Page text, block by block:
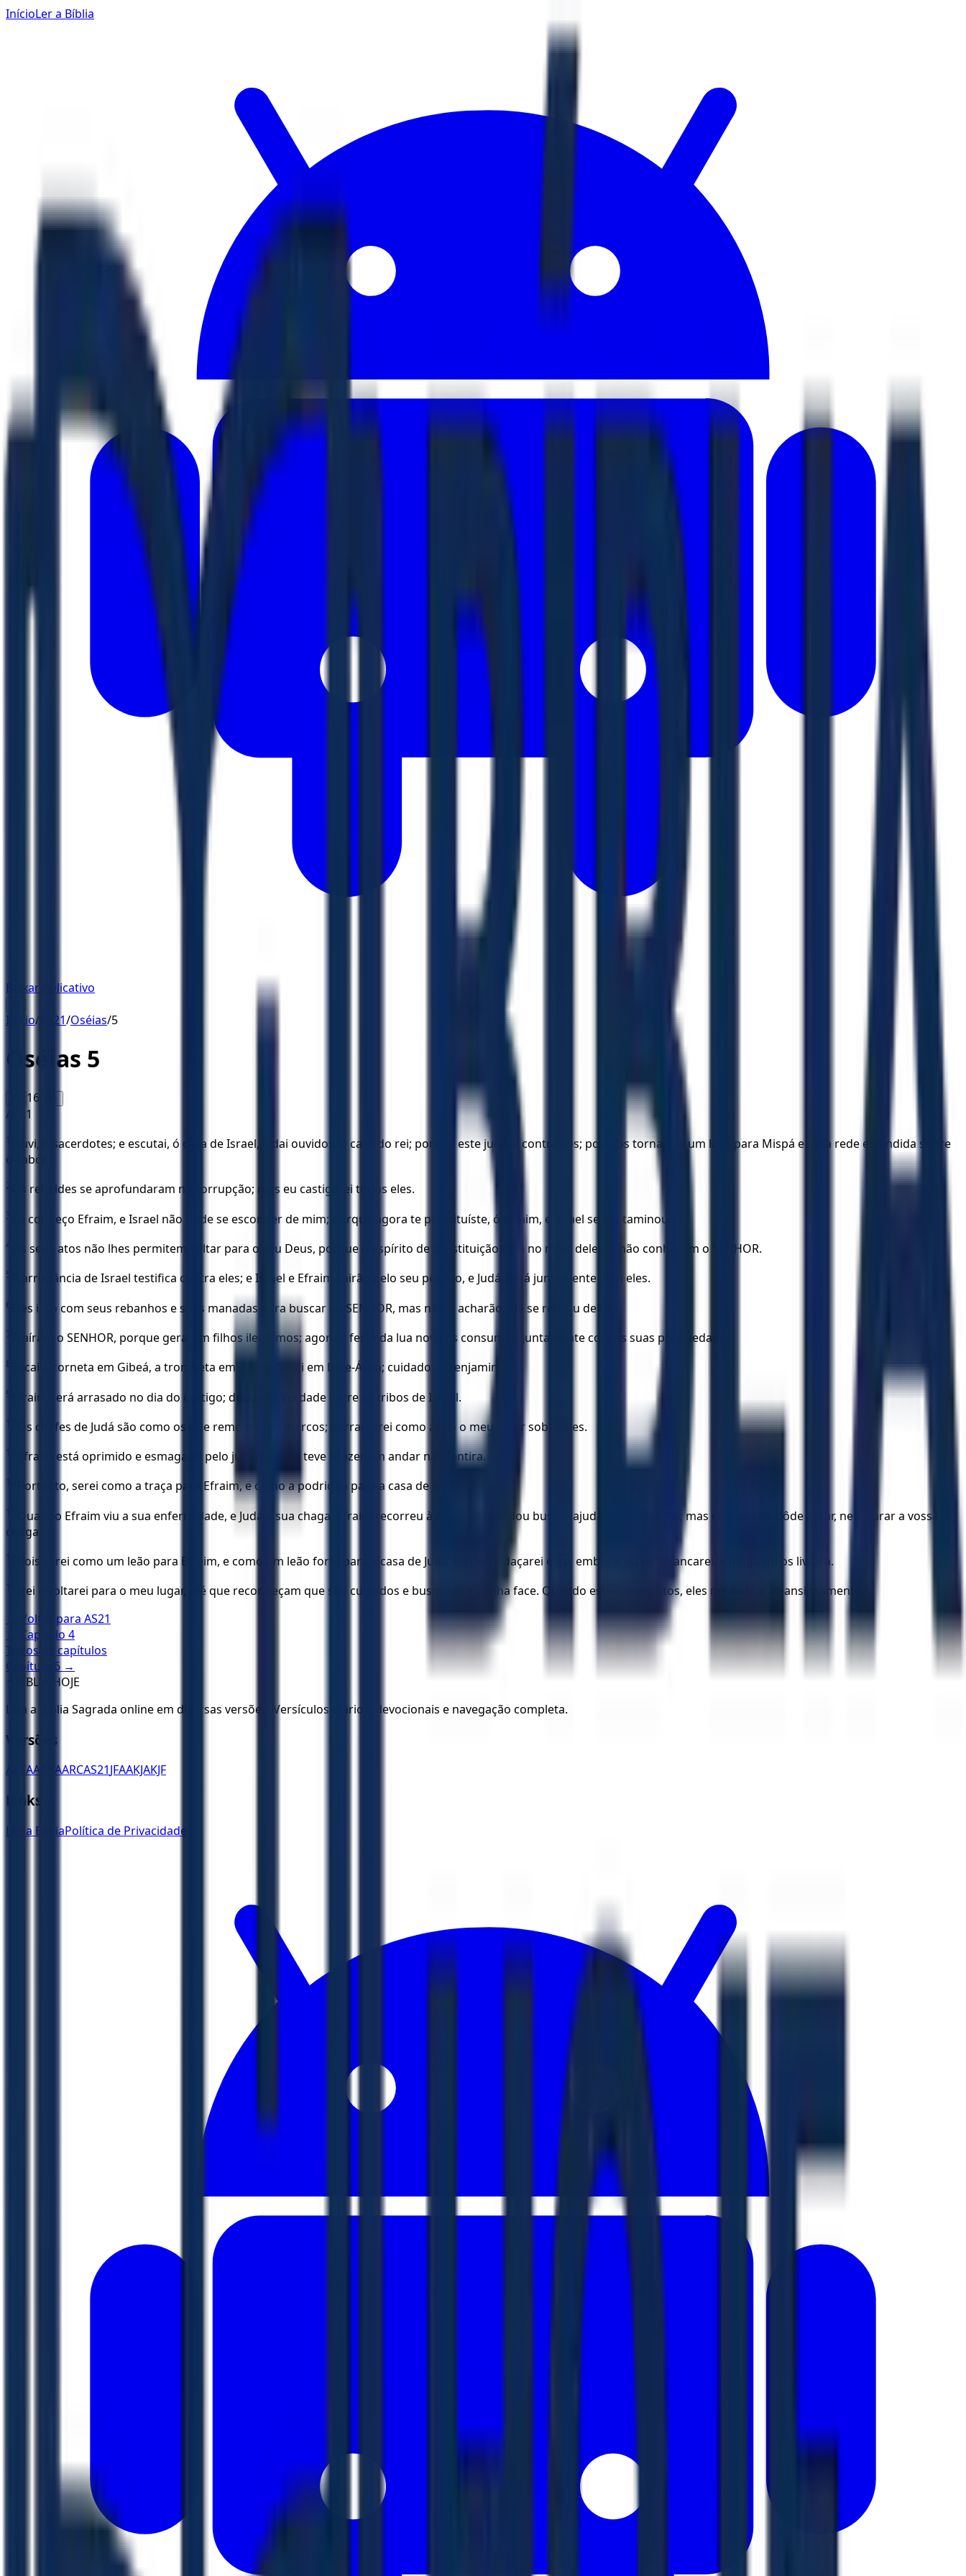
InícioLer a Bíblia
Baixar Aplicativo
Início/ AS21/Oséias/5
Oséias 5
16 A+
AS21
1
Ouvi, ó sacerdotes; e escutai, ó casa de Israel, e dai ouvidos, ó casa do rei; porque este juízo é contra vós; pois vos tornastes um laço para Mispá e uma rede estendida sobre
o Tabor.
2 Os rebeldes se aprofundaram na corrupção; mas eu castigarei todos eles.
3 Eu conheço Efraim, e Israel não pode se esconder de mim; porque agora te prostituíste, ó Efraim, e Israel se contaminou.
4 Os seus atos não lhes permitem voltar para o seu Deus, porque o espírito de prostituição está no meio deles, e não conhecem o SENHOR.
5 A arrogância de Israel testifica contra eles; e Israel e Efraim cairão pelo seu pecado, e Judá cairá juntamente com eles.
6 Eles irão com seus rebanhos e suas manadas para buscar ao SENHOR, mas não o acharão; ele se retirou deles.
7 Traíram o SENHOR, porque geraram filhos ilegítimos; agora a festa da lua nova os consumirá juntamente com as suas propriedades.
8 Tocai a corneta em Gibeá, a trombeta em Ramá; gritai em Bete-Áven; cuidado, ó Benjamim.
9 Efraim será arrasado no dia do castigo; declaro a verdade entre as tribos de Israel.
10 Os chefes de Judá são como os que removem os marcos; derramarei como água o meu furor sobre eles.
11 Efraim está oprimido e esmagado pelo juízo porque teve prazer em andar na mentira.
12 Portanto, serei como a traça para Efraim, e como a podridão para a casa de Judá.
13
Quando Efraim viu a sua enfermidade, e Judá a sua chaga, Efraim recorreu à Assíria e mandou buscar ajuda do grande rei; mas ele não vos pôde curar, nem sarar a vossa
chaga.
14 Pois serei como um leão para Efraim, e como um leão forte para a casa de Judá; eu despedaçarei e irei embora; eu os arrancarei, e ninguém os livrará.
15
Irei e voltarei para o meu lugar, até que reconheçam que são culpados e busquem a minha face. Quando estiverem aflitos, eles me buscarão ansiosamente.
← Voltar para AS21
← Capítulo 4
Todos os capítulos
Capítulo
6 →
BÍBLIA HOJE
Leia a Bíblia Sagrada online em diversas versões. Versículos diários, devocionais e navegação completa.
Versões
ACFAA ARAARCAS21JFAAKJAKJF
Links
Ler a BíbliaPolítica de Privacidade